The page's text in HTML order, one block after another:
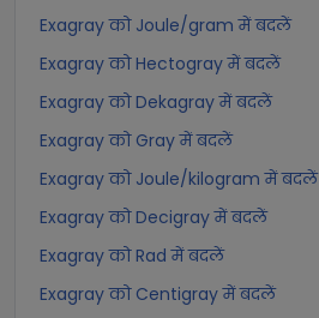
Exagray को Joule/gram में बदलें
Exagray को Hectogray में बदलें
Exagray को Dekagray में बदलें
Exagray को Gray में बदलें
Exagray को Joule/kilogram में बदलें
Exagray को Decigray में बदलें
Exagray को Rad में बदलें
Exagray को Centigray में बदलें